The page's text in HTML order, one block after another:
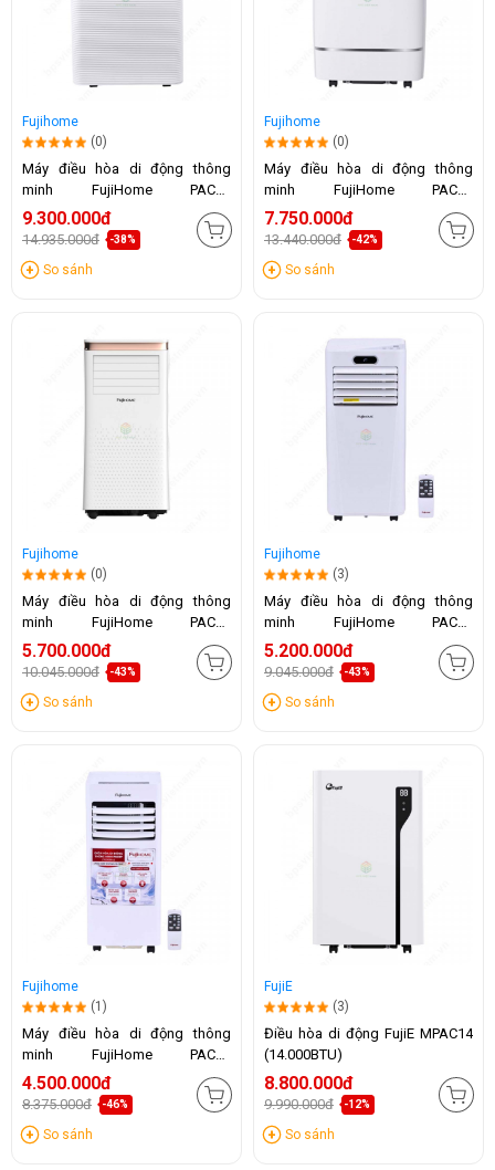
Fujihome
(0)
Máy điều hòa di động thông
minh FujiHome PAC14
(14.000BTU)
9.300.000đ
14.935.000đ -38%
So sánh
Fujihome
(0)
Máy điều hòa di động thông
minh FujiHome PAC12
(12.000BTU)
7.750.000đ
13.440.000đ -42%
So sánh
Fujihome
(0)
Máy điều hòa di động thông
minh FujiHome PAC10
(10.000BTU)
5.700.000đ
10.045.000đ -43%
So sánh
Fujihome
(3)
Máy điều hòa di động thông
minh FujiHome PAC09
(9000BTU)
5.200.000đ
9.045.000đ -43%
So sánh
Fujihome
(1)
Máy điều hòa di động thông
minh FujiHome PAC07
(7000BTU)
4.500.000đ
8.375.000đ -46%
So sánh
FujiE
(3)
Điều hòa di động FujiE MPAC14
(14.000BTU)
8.800.000đ
9.990.000đ -12%
So sánh